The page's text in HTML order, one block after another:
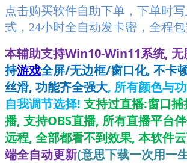
点击购买软件自助下单，下单时
式，24小时全自动发卡密，全程
本辅助支持Win10-Win11系统, 无
持游戏全屏/无边框/窗口化, 不卡
丝滑, 功能齐全强大, 所有颜色与
自我调节选择! 支持过直播:窗口
播, 支持OBS直播, 所有直播平台
远程, 全部都看不到效果, 本软件
端全自动更新(意思下载一次用一